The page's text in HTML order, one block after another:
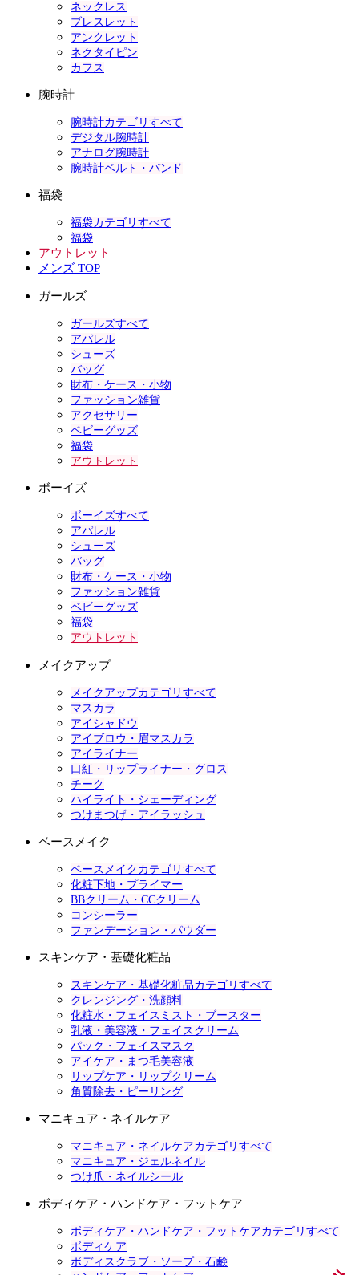
ネックレス
ブレスレット
アンクレット
ネクタイピン
カフス
腕時計
腕時計カテゴリすべて
デジタル腕時計
アナログ腕時計
腕時計ベルト・バンド
福袋
福袋カテゴリすべて
福袋
アウトレット
メンズ TOP
ガールズ
ガールズすべて
アパレル
シューズ
バッグ
財布・ケース・小物
ファッション雑貨
アクセサリー
ベビーグッズ
福袋
アウトレット
ボーイズ
ボーイズすべて
アパレル
シューズ
バッグ
財布・ケース・小物
ファッション雑貨
ベビーグッズ
福袋
アウトレット
メイクアップ
メイクアップカテゴリすべて
マスカラ
アイシャドウ
アイブロウ・眉マスカラ
アイライナー
口紅・リップライナー・グロス
チーク
ハイライト・シェーディング
つけまつげ・アイラッシュ
ベースメイク
ベースメイクカテゴリすべて
化粧下地・プライマー
BBクリーム・CCクリーム
コンシーラー
ファンデーション・パウダー
スキンケア・基礎化粧品
スキンケア・基礎化粧品カテゴリすべて
クレンジング・洗顔料
化粧水・フェイスミスト・ブースター
乳液・美容液・フェイスクリーム
パック・フェイスマスク
アイケア・まつ毛美容液
リップケア・リップクリーム
角質除去・ピーリング
マニキュア・ネイルケア
マニキュア・ネイルケアカテゴリすべて
マニキュア・ジェルネイル
つけ爪・ネイルシール
ボディケア・ハンドケア・フットケア
ボディケア・ハンドケア・フットケアカテゴリすべて
ボディケア
ボディスクラブ・ソープ・石鹸